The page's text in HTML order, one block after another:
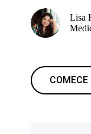
Lisa